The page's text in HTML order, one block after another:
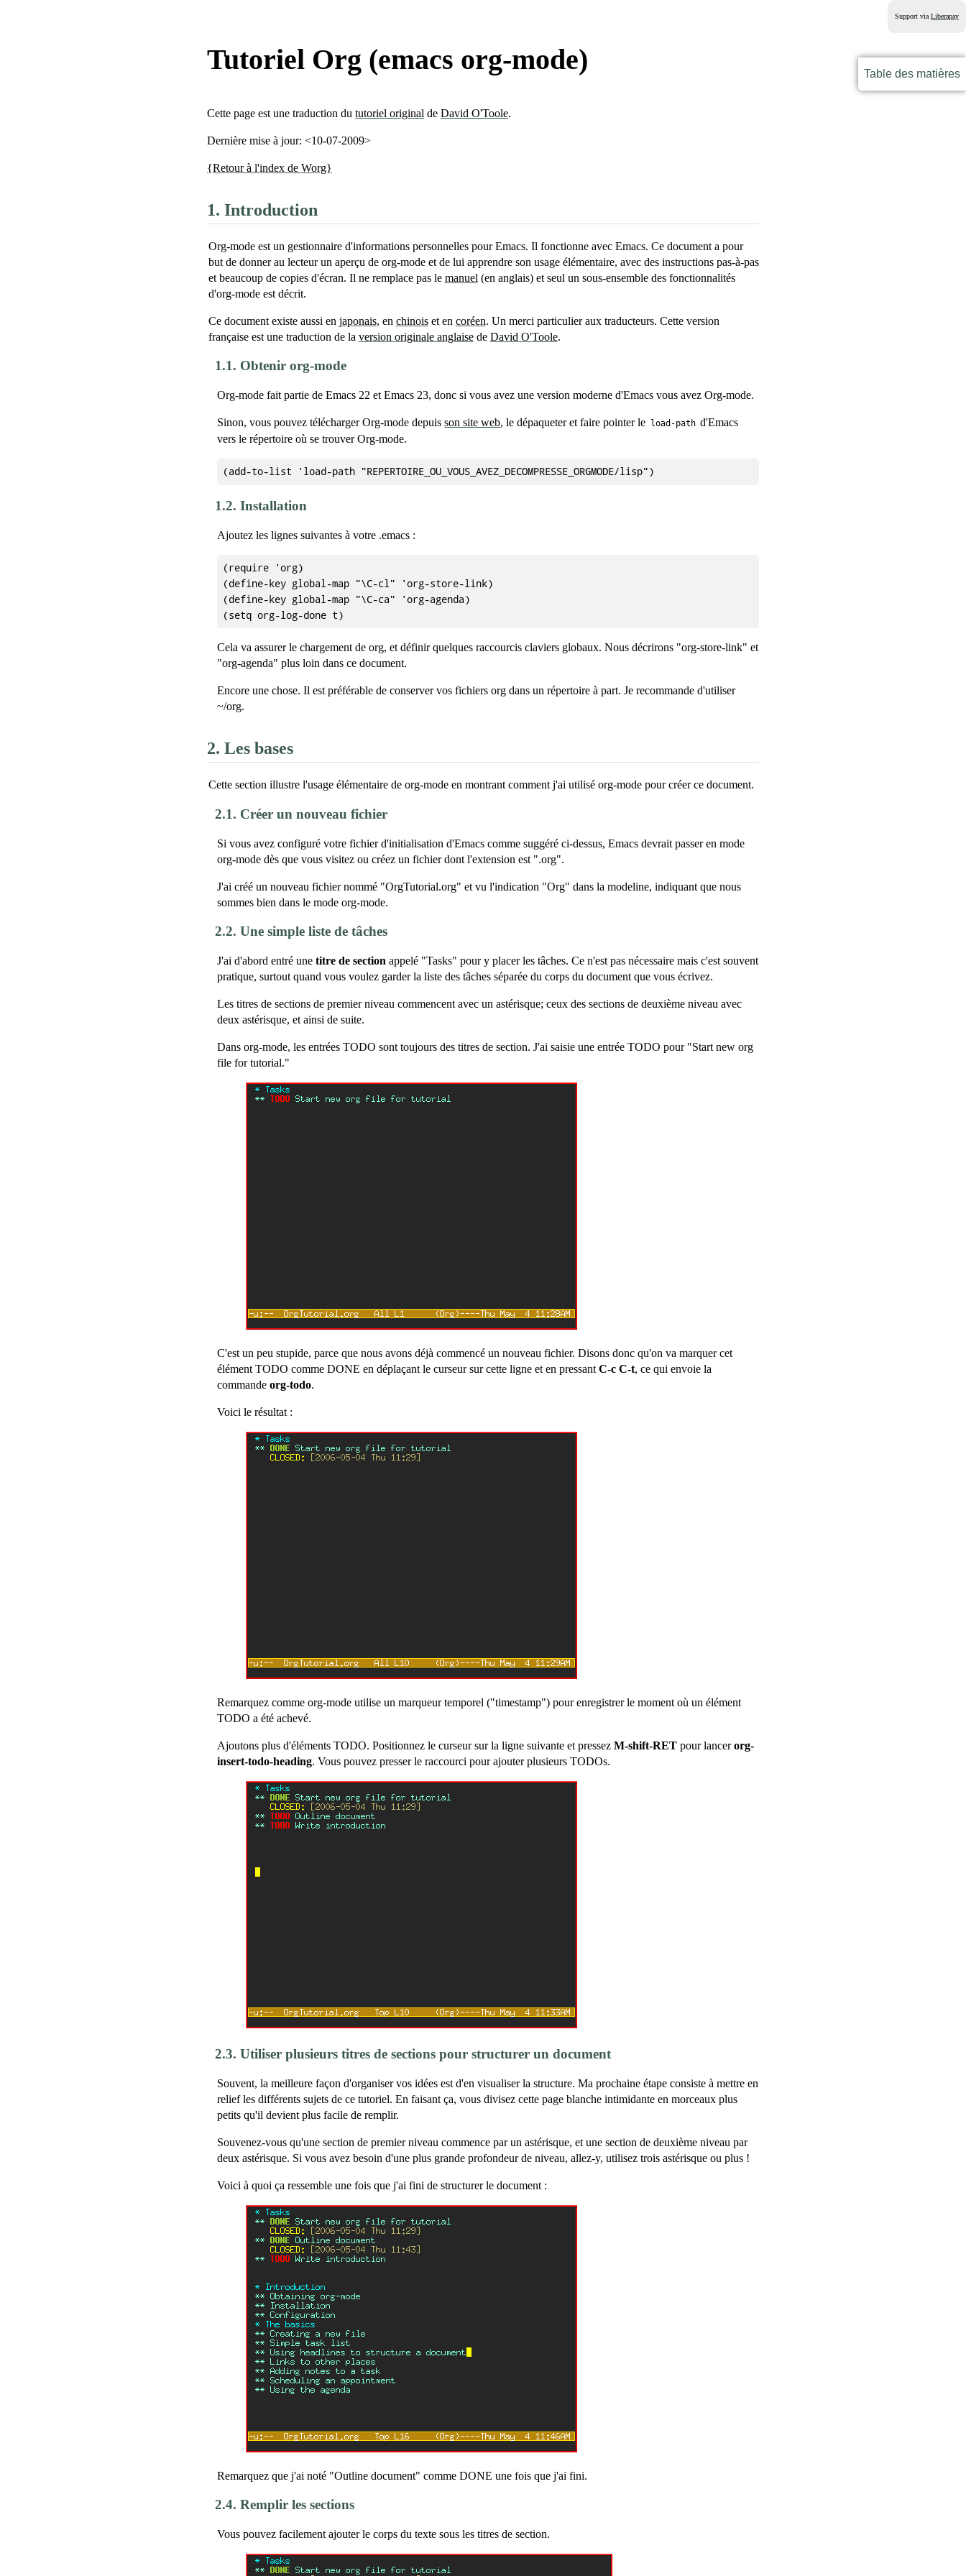
Support via Liberapay
Tutoriel Org (emacs org-mode) Table des matières
Cette page est une traduction du tutoriel original de David O'Toole.
Dernière mise à jour: <10-07-2009>
{Retour à l'index de Worg}
1. Introduction
Org-mode est un gestionnaire d'informations personnelles pour Emacs. Il fonctionne avec Emacs. Ce document a pour
but de donner au lecteur un aperçu de org-mode et de lui apprendre son usage élémentaire, avec des instructions pas-à-pas
et beaucoup de copies d'écran. Il ne remplace pas le manuel (en anglais) et seul un sous-ensemble des fonctionnalités
d'org-mode est décrit.
Ce document existe aussi en japonais, en chinoiset en coréen. Un merci particulier aux traducteurs. Cette version
française est une traduction de la version originale anglaisede David O'Toole.
1.1. Obtenir org-mode
Org-mode fait partie de Emacs 22 et Emacs 23, donc si vous avez une version moderne d'Emacs vous avez Org-mode.
Sinon, vous pouvez télécharger Org-mode depuisson site web, le dépaqueter et faire pointer le load-path d'Emacs
vers le répertoire où se trouver Org-mode.
1.2. Installation
Ajoutez les lignes suivantes à votre .emacs :
(require 'org)
(define-key global-map "\C-cl" 'org-store-link)
(define-key global-map "\C-ca" 'org-agenda)
Cela va assurer le chargement de org, et définir quelques raccourcis claviers globaux. Nous décrirons "org-store-link" et
"org-agenda" plus loin dans ce document.
Encore une chose. Il est préférable de conserver vos fichiers org dans un répertoire à part. Je recommande d'utiliser
~/org.
2. Les bases
Cette section illustre l'usage élémentaire de org-mode en montrant comment j'ai utilisé org-mode pour créer ce document.
2.1. Créer un nouveau fichier
Si vous avez configuré votre fichier d'initialisation d'Emacs comme suggéré ci-dessus, Emacs devrait passer en mode
org-mode dès que vous visitez ou créez un fichier dont l'extension est ".org".
J'ai créé un nouveau fichier nommé "OrgTutorial.org" et vu l'indication "Org" dans la modeline, indiquant que nous
sommes bien dans le mode org-mode.
2.2. Une simple liste de tâches
J'ai d'abord entré unetitre de section appelé "Tasks" pour y placer les tâches. Ce n'est pas nécessaire mais c'est souvent
pratique, surtout quand vous voulez garder la liste des tâches séparée du corps du document que vous écrivez.
Les titres de sections de premier niveau commencent avec un astérisque; ceux des sections de deuxième niveau avec
deux astérisque, et ainsi de suite.
Dans org-mode, les entrées TODO sont toujours des titres de section. J'ai saisie une entrée TODO pour "Start new org
file for tutorial."
C'est un peu stupide, parce que nous avons déjà commencé un nouveau fichier. Disons donc qu'on va marquer cet
élément TODO comme DONE en déplaçant le curseur sur cette ligne et en pressantC-c C-t, ce qui envoie la
commandeorg-todo.
Voici le résultat :
Remarquez comme org-mode utilise un marqueur temporel ("timestamp") pour enregistrer le moment où un élément
TODO a été achevé.
Ajoutons plus d'éléments TODO. Positionnez le curseur sur la ligne suivante et pressezM-shift-RET pour lancerorg-
insert-todo-heading. Vous pouvez presser le raccourci pour ajouter plusieurs TODOs.
2.3. Utiliser plusieurs titres de sections pour structurer un document
Souvent, la meilleure façon d'organiser vos idées est d'en visualiser la structure. Ma prochaine étape consiste à mettre en
relief les différents sujets de ce tutoriel. En faisant ça, vous divisez cette page blanche intimidante en morceaux plus
petits qu'il devient plus facile de remplir.
Souvenez-vous qu'une section de premier niveau commence par un astérisque, et une section de deuxième niveau par
deux astérisque. Si vous avez besoin d'une plus grande profondeur de niveau, allez-y, utilisez trois astérisque ou plus !
Voici à quoi ça ressemble une fois que j'ai fini de structurer le document :
Remarquez que j'ai noté "Outline document" comme DONE une fois que j'ai fini.
2.4. Remplir les sections
Vous pouvez facilement ajouter le corps du texte sous les titres de section.